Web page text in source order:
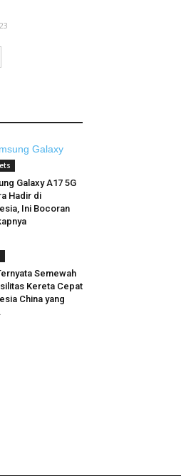
Galaxy A17 5G
Hadir di
Ini Bocoran
Semewah
Kereta Cepat
China yang